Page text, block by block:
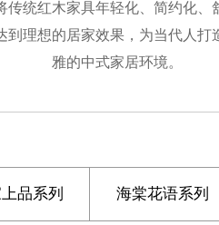
传统红木家具年轻化、简约化、
到理想的居家效果，为当代人打
雅的中式家居环境。
品系列 海棠花语系列